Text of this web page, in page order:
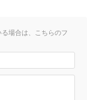
場合は、こちらのフ